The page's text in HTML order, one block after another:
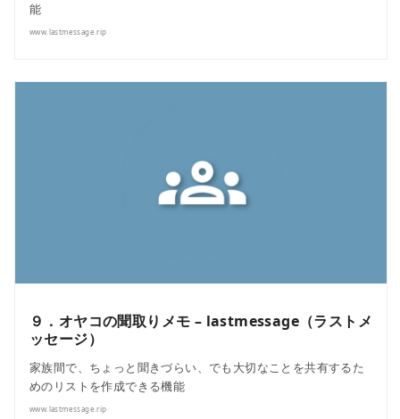
能
www.lastmessage.rip
９．オヤコの聞取りメモ – lastmessage（ラストメ
ッセージ）
家族間で、ちょっと聞きづらい、でも大切なことを共有するた
めのリストを作成できる機能
www.lastmessage.rip